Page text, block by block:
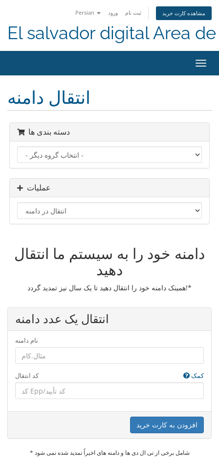
Persian ورود ثبت نام مشاهده کارت خرید
El salvador digital Area
تغییر
انتقال دامنه
دسته بندی ها
عملیات
دامنه خود را به سیستم ما انتقال
دهید
همینک دامنه خود را انتقال دهید تا یک سال نیز تمدید گردد!*
انتقال یک عدد دامنه
نام دامنه
کد انتقال کمک
افزودن به کارت خرید
* شامل برخی از تی ال دی ها و دامنه های اخیراً تمدید شده نمی شود